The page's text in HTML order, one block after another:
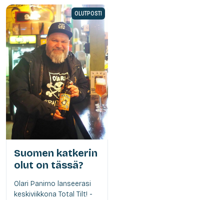
OLUTPOSTI
Suomen katkerin
olut on tässä?
Olari Panimo lanseerasi
keskiviikkona Total Tilt! -